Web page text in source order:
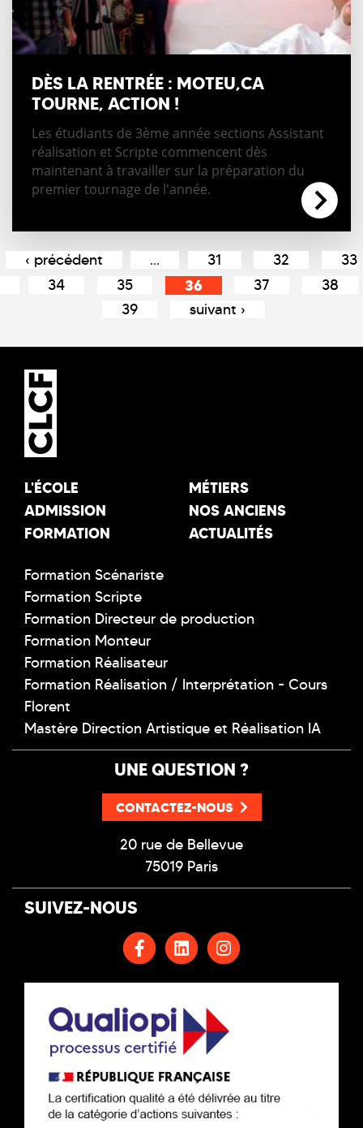
DÈS LA RENTRÉE : MOTEU,CA
TOURNE, ACTION !
Les étudiants de 3ème année sections Assistant
réalisation et Scripte commencent dès
maintenant à travailler sur la préparation du
premier tournage de l'année.
Pages
‹ précédent … 31 32
33
34
35 36 37
38
39
suivant ›
L'ÉCOLE
ADMISSION
FORMATION
MÉTIERS
NOS ANCIENS
ACTUALITÉS
Formation Scénariste
Formation Scripte
Formation Directeur de production
Formation Monteur
Formation Réalisateur
Formation Réalisation / Interprétation - Cours
Florent
Mastère Direction Artistique et Réalisation IA
UNE QUESTION ?
CONTACTEZ-NOUS
20 rue de Bellevue
75019 Paris
SUIVEZ-NOUS